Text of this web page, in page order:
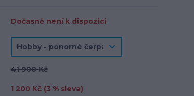
Dočasně není k dispozici
41 900 Kč
1 200 Kč (3 % sleva)